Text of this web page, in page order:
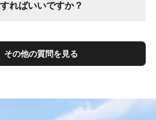
ればいいですか？
その他の質問を見る